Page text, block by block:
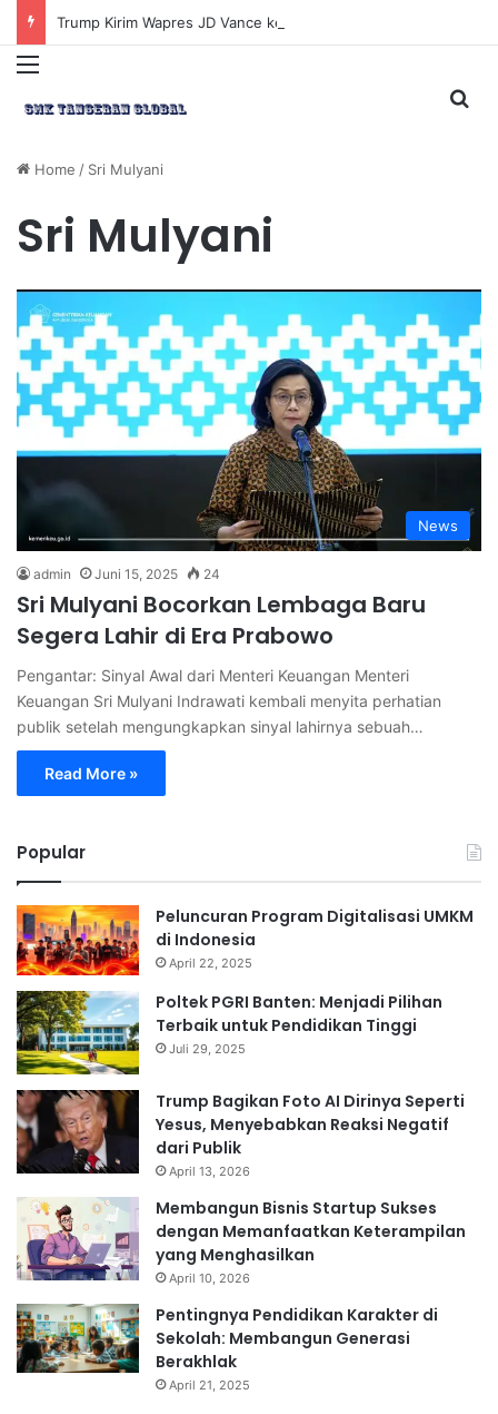
Menu
Home / Sri Mulyani
Sri Mulyani
News
admin Juni 15, 2025 24
Sri Mulyani Bocorkan Lembaga Baru
Segera Lahir di Era Prabowo
Pengantar: Sinyal Awal dari Menteri Keuangan Menteri
Keuangan Sri Mulyani Indrawati kembali menyita perhatian
publik setelah mengungkapkan sinyal lahirnya sebuah…
Read More »
Popular
Peluncuran Program Digitalisasi UMKM
di Indonesia
April 22, 2025
Poltek PGRI Banten: Menjadi Pilihan
Terbaik untuk Pendidikan Tinggi
Juli 29, 2025
Trump Bagikan Foto AI Dirinya Seperti
Yesus, Menyebabkan Reaksi Negatif
dari Publik
April 13, 2026
Membangun Bisnis Startup Sukses
dengan Memanfaatkan Keterampilan
yang Menghasilkan
April 10, 2026
Pentingnya Pendidikan Karakter di
Sekolah: Membangun Generasi
Berakhlak
April 21, 2025